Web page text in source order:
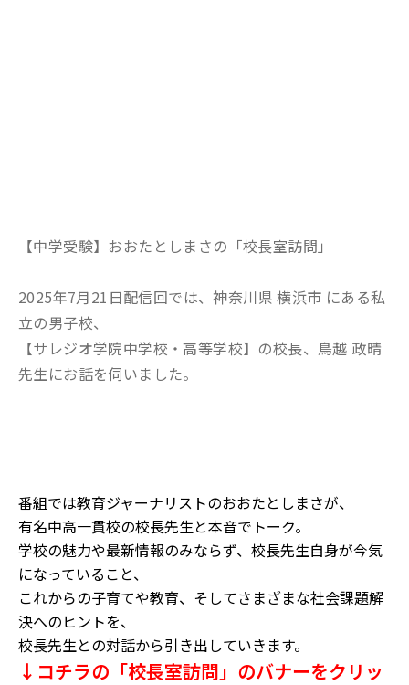
【中学受験】おおたとしまさの「校長室訪問」
2025年7月21日配信回では、神奈川県 横浜市 にある私
立の男子校、
【サレジオ学院中学校・高等学校】の校長、鳥越 政晴
先生にお話を伺いました。
番組では教育ジャーナリストのおおたとしまさが、
有名中高一貫校の校長先生と本音でトーク。
学校の魅力や最新情報のみならず、校長先生自身が今気
になっていること、
これからの子育てや教育、そしてさまざまな社会課題解
決へのヒントを、
校長先生との対話から引き出していきます。
↓コチラの「校長室訪問」のバナーをクリッ